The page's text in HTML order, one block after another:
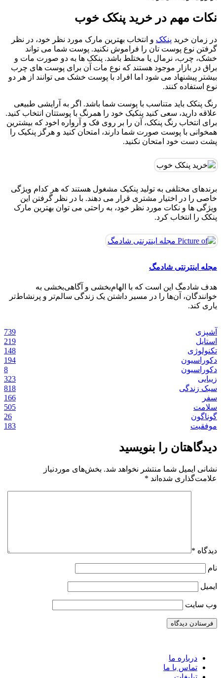
نکات مهم در خريد پنکک خوب
در زمان خرید پنکک و انتخاب بهترین مارک مورد نظر خود، در نظر
گرفتن نوع پوست تان را فراموش نکنید. پوست شما می تواند
خشک، چرب، نرمال یا مختلط باشد. پنکک ها به دو صورت مات و
براق در بازار موجود هستند که نوع مات آن برای پوست های چرب
بیشتر پیشنهاد می شود اما افراد با پوست خشک می توانند از هر دو
نوع استفاده کنند.
رنگ پنکک باید متناسب با پوست شما باشد. اگر به آرایشی طبیعی
علاقه دارید، سعی کنید پنکیک خود را همرنگ با پوستتان انتخاب کنید.
برای انتخاب رنگ پنکک، آن را بر روی فک و آرواره اخود که بیشترین
همخوانی با پوست صورت شما دارند، امتحان کنید و هرگز پنکیک را
پشت دست خود امتحان نکنید.
برندهای مختلفی به تولید پنکیک مشغول هستند که هر کدام ویژگی
خاصی را در اختیار مشتری قرار می دهند. با در نظر گرفتن این
ویژگی ها و نکات مورد نظر خود، به راحتی می توان بهترین مارک
پنکک را انتخاب کرد.
مجله اینترنتی شادمگ
هدف شادمگ این است که با الهام‌بخشی و آگاهی‌بخشی به
خوانندگان، آن‌ها را در مسیر داشتن یک زندگی سالم‌تر و پرنشاط‌تر
یاری کند.
۱۰ نوشیدنی خنک با قهوه که باید امتحان کنید
آشپزی
قهوه‌ ای اسپرسو؛ رنگ جدید دنیای مد
استایل
ساخت کرم پودر با ارد گندم در ۵ دقیقه مناسب
انواع پوست‌ + روش تهیه
زیبایی
طرح ناخن شیک و باکلاس تابستانی دخترانه برای
روزمره
زیبایی
ماسک امگا 3 برای پوست ؛ مقوی ترین ماسک
خانگی
زیبایی
درمان کم پشتی ابرو با 6 ماده ی خانگی ساده
زیبایی
آشپزی
739
استایل
219
تکنولوژی
148
دکوراسیون
194
دکوراسیون
8
زیبایی
323
سبک زندگی
818
سفر
166
سلامت
505
گوناگون
26
موفقیت
183
دیدگاهتان را بنویسید
نشانی ایمیل شما منتشر نخواهد شد. بخش‌های موردنیاز
علامت‌گذاری شده‌اند *
دیدگاه *
نام
ایمیل
وب‌ سایت
درباره ما
تماس با ما